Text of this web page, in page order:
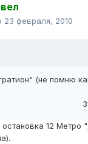
23 февраля, 2010
(не помню
12 Метро